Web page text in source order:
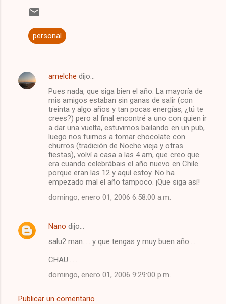
personal
C
s
amelche dijo…
Pues nada, que siga bien el año. La mayoría de
mis amigos estaban sin ganas de salir (con
treinta y algo años y tan pocas energías, ¿tú te
crees?) pero al final encontré a uno con quien ir
a dar una vuelta, estuvimos bailando en un pub,
luego nos fuimos a tomar chocolate con
churros (tradición de Noche vieja y otras
fiestas), volví a casa a las 4 am, que creo que
era cuando celebrábais el año nuevo en Chile
porque eran las 12 y aquí estoy. No ha
empezado mal el año tampoco. ¡Que siga así!
domingo, enero 01, 2006 6:58:00 a.m.
Nano dijo…
salu2 man..... y que tengas y muy buen año.....
CHAU......
domingo, enero 01, 2006 9:29:00 p.m.
Publicar un comentario